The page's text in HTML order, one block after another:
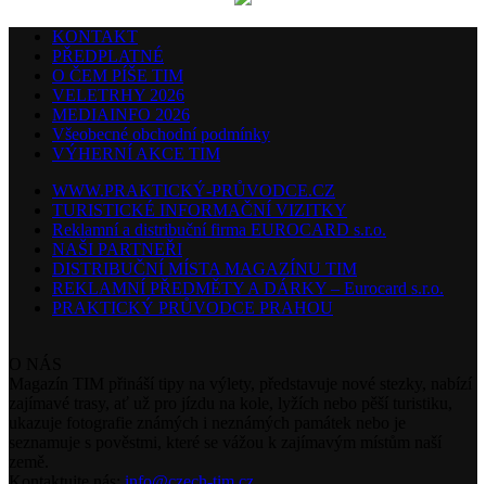
KONTAKT
PŘEDPLATNÉ
O ČEM PÍŠE TIM
VELETRHY 2026
MEDIAINFO 2026
Všeobecné obchodní podmínky
VÝHERNÍ AKCE TIM
WWW.PRAKTICKÝ-PRŮVODCE.CZ
TURISTICKÉ INFORMAČNÍ VIZITKY
Reklamní a distribuční firma EUROCARD s.r.o.
NAŠI PARTNEŘI
DISTRIBUČNÍ MÍSTA MAGAZÍNU TIM
REKLAMNÍ PŘEDMĚTY A DÁRKY – Eurocard s.r.o.
PRAKTICKÝ PRŮVODCE PRAHOU